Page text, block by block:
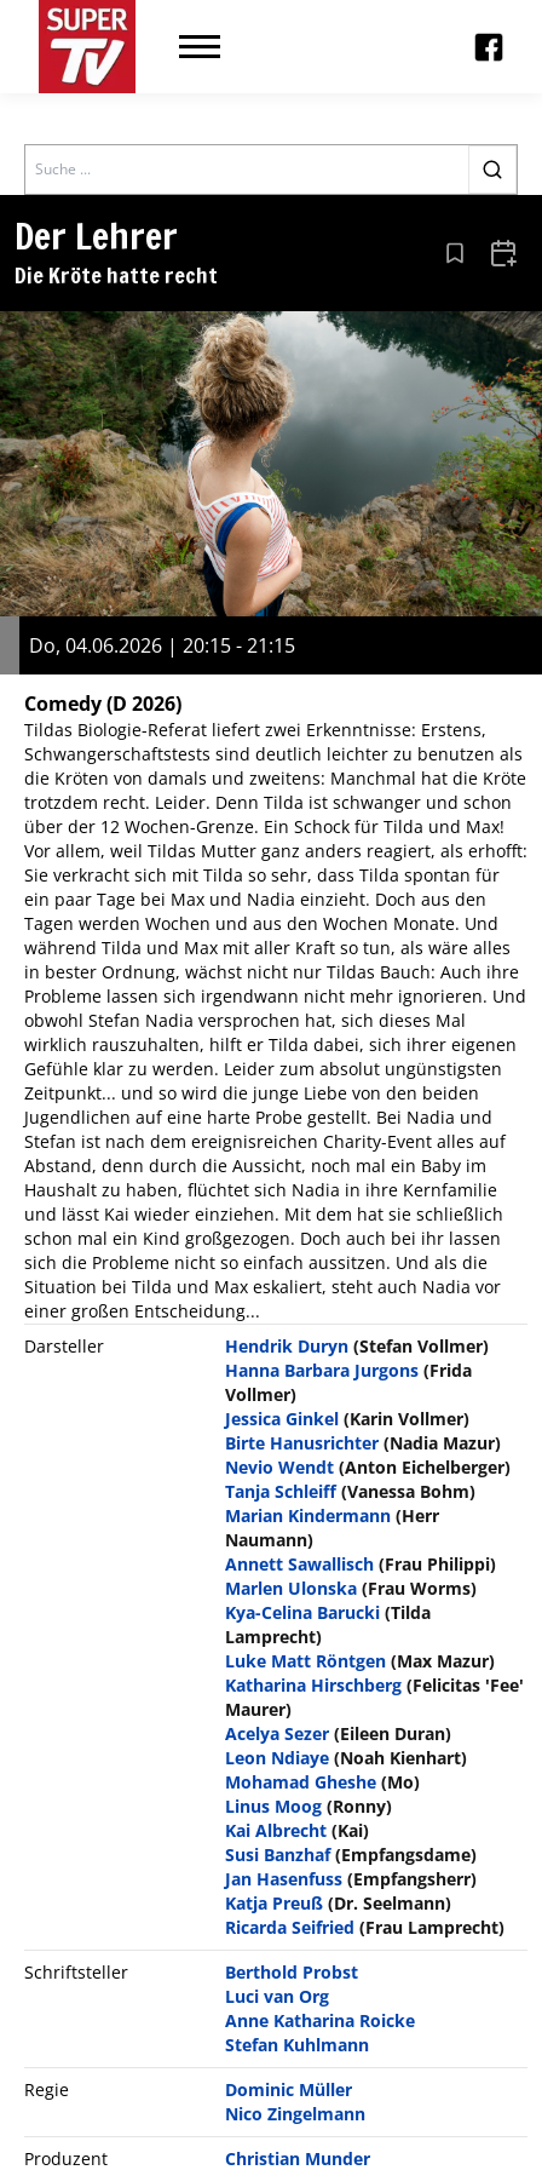
Search
Der Lehrer
Die Kröte hatte recht Aus den
Do, 04.06.2026 | 20:15 - 21:15
Comedy(D 2026)
Tildas Biologie-Referat liefert zwei Erkenntnisse: Erstens,
Schwangerschaftstests sind deutlich leichter zu benutzen als
die Kröten von damals und zweitens: Manchmal hat die Kröte
trotzdem recht. Leider. Denn Tilda ist schwanger und schon
über der 12 Wochen-Grenze. Ein Schock für Tilda und Max!
Vor allem, weil Tildas Mutter ganz anders reagiert, als erhofft:
Sie verkracht sich mit Tilda so sehr, dass Tilda spontan für
ein paar Tage bei Max und Nadia einzieht. Doch aus den
Tagen werden Wochen und aus den Wochen Monate. Und
während Tilda und Max mit aller Kraft so tun, als wäre alles
in bester Ordnung, wächst nicht nur Tildas Bauch: Auch ihre
Probleme lassen sich irgendwann nicht mehr ignorieren. Und
obwohl Stefan Nadia versprochen hat, sich dieses Mal
wirklich rauszuhalten, hilft er Tilda dabei, sich ihrer eigenen
Gefühle klar zu werden. Leider zum absolut ungünstigsten
Zeitpunkt... und so wird die junge Liebe von den beiden
Jugendlichen auf eine harte Probe gestellt. Bei Nadia und
Stefan ist nach dem ereignisreichen Charity-Event alles auf
Abstand, denn durch die Aussicht, noch mal ein Baby im
Haushalt zu haben, flüchtet sich Nadia in ihre Kernfamilie
und lässt Kai wieder einziehen. Mit dem hat sie schließlich
schon mal ein Kind großgezogen. Doch auch bei ihr lassen
sich die Probleme nicht so einfach aussitzen. Und als die
Situation bei Tilda und Max eskaliert, steht auch Nadia vor
einer großen Entscheidung...
Darsteller
Hendrik Duryn (Stefan Vollmer)
Hanna Barbara Jurgons (Frida
Vollmer)
Jessica Ginkel (Karin Vollmer)
Birte Hanusrichter (Nadia Mazur)
Nevio Wendt (Anton Eichelberger)
Tanja Schleiff (Vanessa Bohm)
Marian Kindermann (Herr
Naumann)
Annett Sawallisch (Frau Philippi)
Marlen Ulonska (Frau Worms)
Kya-Celina Barucki (Tilda
Lamprecht)
Luke Matt Röntgen (Max Mazur)
Katharina Hirschberg (Felicitas 'Fee'
Maurer)
Acelya Sezer (Eileen Duran)
Leon Ndiaye (Noah Kienhart)
Mohamad Gheshe (Mo)
Linus Moog (Ronny)
Kai Albrecht (Kai)
Susi Banzhaf (Empfangsdame)
Jan Hasenfuss (Empfangsherr)
Katja Preuß (Dr. Seelmann)
Ricarda Seifried (Frau Lamprecht)
Schriftsteller
Berthold Probst
Luci van Org
Anne Katharina Roicke
Stefan Kuhlmann
Regie
Dominic Müller
Nico Zingelmann
Produzent
Christian Munder